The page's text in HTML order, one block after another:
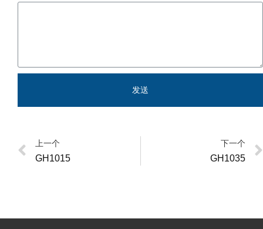
发送
上一个
GH1015
下一个
GH1035